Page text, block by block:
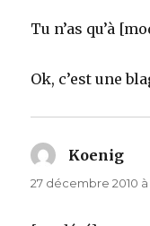
Tu n’as qu’à
Ok, c’est une
Koenig
27 décembre 2010 à